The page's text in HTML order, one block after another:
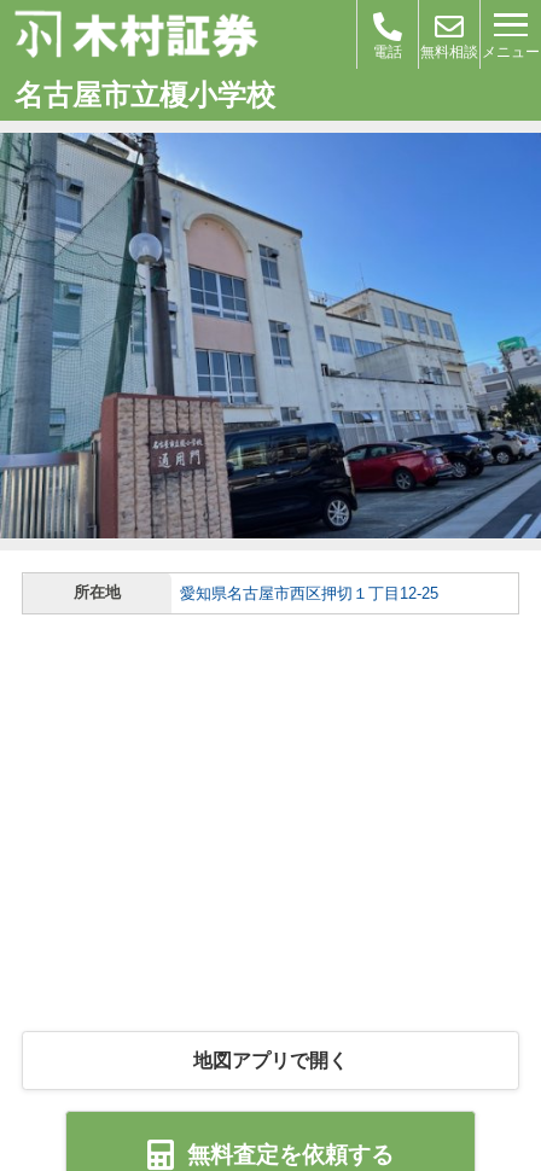
電話 無料相談 メニュー
名古屋市立榎小学校
所在地 愛知県名古屋市西区押切１丁目12-25
地図アプリで開く
無料査定を依頼する